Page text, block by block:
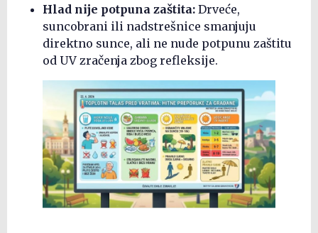
Hlad nije potpuna zaštita: Drveće,
suncobrani ili nadstrešnice smanjuju
direktno sunce, ali ne nude potpunu zaštitu
od UV zračenja zbog refleksije.